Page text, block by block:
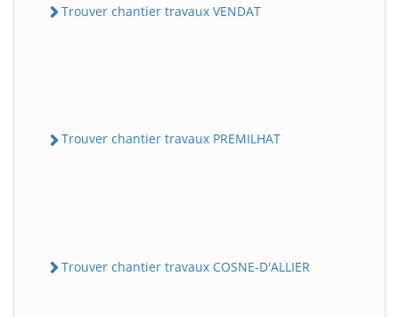
Trouver chantier travaux VENDAT
Trouver chantier travaux PREMILHAT
Trouver chantier travaux COSNE-D'ALLIER